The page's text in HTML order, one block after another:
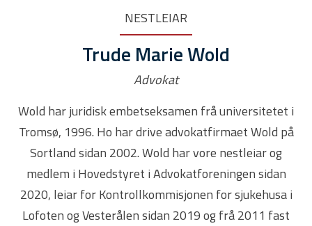
NESTLEIAR
Trude Marie Wold
Advokat
Wold har juridisk embetseksamen frå universitetet i
Tromsø, 1996. Ho har drive advokatfirmaet Wold på
Sortland sidan 2002. Wold har vore nestleiar og
medlem i Hovedstyret i Advokatforeningen sidan
2020, leiar for Kontrollkommisjonen for sjukehusa i
Lofoten og Vesterålen sidan 2019 og frå 2011 fast